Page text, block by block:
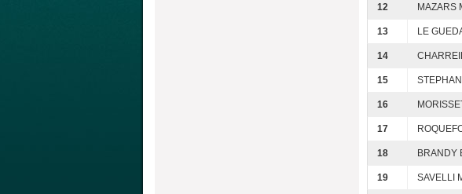
12 MAZARS
13 LE
14
15
16
17
18 BRANDY
19 SAVELLI